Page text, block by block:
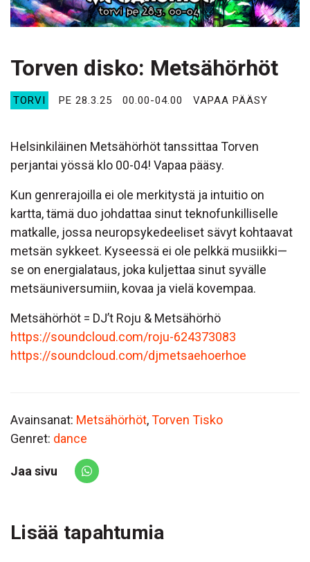
Torven disko: Metsähörhöt
TORVI PE 28.3.25 00.00-04.00 VAPAA PÄÄSY
Helsinkiläinen Metsähörhöt tanssittaa Torven
perjantai yössä klo 00-04! Vapaa pääsy.
Kun genrerajoilla ei ole merkitystä ja intuitio on
kartta, tämä duo johdattaa sinut teknofunkilliselle
matkalle, jossa neuropsykedeeliset sävyt kohtaavat
metsän sykkeet. Kyseessä ei ole pelkkä musiikki—
se on energialataus, joka kuljettaa sinut syvälle
metsäuniversumiin, kovaa ja vielä kovempaa.
Metsähörhöt = DJ’t Roju & Metsähörhö
https://soundcloud.com/roju-624373083
https://soundcloud.com/djmetsaehoerhoe
Avainsanat: Metsähörhöt,Torven Tisko
Genret: dance
Jaa sivu
Share via Whatsapp
Lisää tapahtumia